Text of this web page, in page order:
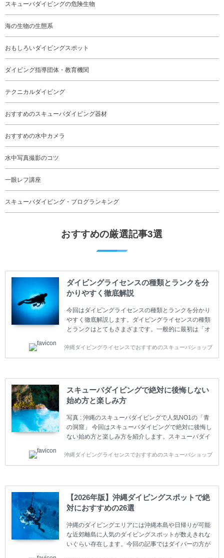
スキューバダイビングの危険生物
海の生物の生態系
おもしろいダイビングスポット
ダイビング指導団体・教育機関
テクニカルダイビング
おすすめのスキューバダイビング器材
おすすめの水中カメラ
水中写真撮影のコツ
一眼レフ講座
スキューバダイビング・ブログランキング
おすすめの厳選記事3選
ダイビングライセンスの種類とランクを分
かりやすく徹底解説
今回はダイビングライセンスの種類とランクを分かり
やすく徹底解説します。ダイビングライセンスの種類
とランクはとてもさまざまです。一般的に最初は「オ
す。 ダイビングのライセンスカードはダイビングの教
育機関もしくは指導団体が発行しています。教育機関
ダイバーの育成・指導や安全管理、環境保全などの活
動をしています。 ダイビングライセンスの種類はエン
トリーレベルのライセンスからプロレベルのライセン
スまでランク分けされています。各教育機関(指導団
体)によってライセンスカードの名称、トレーニング内
容に違いがありま...
沖縄ダイビングライセンスでおすすめのスキューバショップ
スキューバダイビングで絶対に後悔しない
始め方と楽しみ方
写真 : 沖縄のスキューバダイビングで人気NO1の「青
の洞窟」 今回はスキューバダイビングで絶対に後悔し
ない始め方と楽しみ方を紹介します。スキューバダイ
やまだ始めて間もない初心者の方に必見の内容です。
スキューバダイビングの始め方と楽しみ方について学
ててしまうと、せっかく楽しみにしていたスキューバ
ダイビングが台無しになり後悔することになってしま
うかもしれません。 又、スキューバダイビングは事故
のリスクがあるスポーツでもあります。もしかしたら
危険な思いをしてしまうかもしれません。 今回は現地
ダイビング...
沖縄ダイビングライセンスでおすすめのスキューバショップ
【2026年版】沖縄ダイビングスポットで絶
対におすすめの26選
沖縄のダイビングエリアには沖縄本島や日帰りが可能
な近郊離島に人気のダイビングスポットが数えきれな
いぐらい存在します。今回の記事ではダイバーの方が